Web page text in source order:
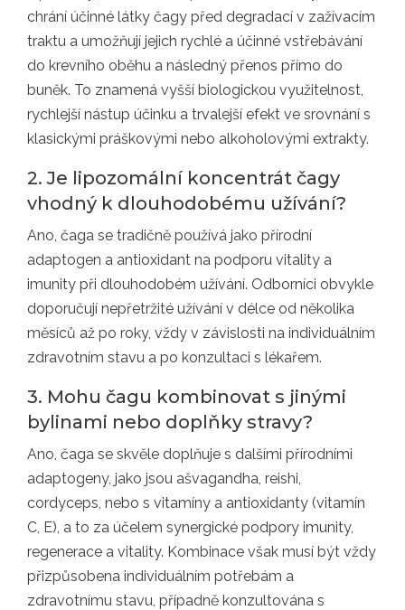
chrání účinné látky čagy před degradací v zažívacím
traktu a umožňují jejich rychlé a účinné vstřebávání
do krevního oběhu a následný přenos přímo do
buněk. To znamená vyšší biologickou využitelnost,
rychlejší nástup účinku a trvalejší efekt ve srovnání s
klasickými práškovými nebo alkoholovými extrakty.
2. Je lipozomální koncentrát čagy
vhodný k dlouhodobému užívání?
Ano, čaga se tradičně používá jako přírodní
adaptogen a antioxidant na podporu vitality a
imunity při dlouhodobém užívání. Odborníci obvykle
doporučují nepřetržité užívání v délce od několika
měsíců až po roky, vždy v závislosti na individuálním
zdravotním stavu a po konzultaci s lékařem.
3. Mohu čagu kombinovat s jinými
bylinami nebo doplňky stravy?
Ano, čaga se skvěle doplňuje s dalšími přírodními
adaptogeny, jako jsou ašvagandha, reishi,
cordyceps, nebo s vitamíny a antioxidanty (vitamín
C, E), a to za účelem synergické podpory imunity,
regenerace a vitality. Kombinace však musí být vždy
přizpůsobena individuálním potřebám a
zdravotnímu stavu, případně konzultována s